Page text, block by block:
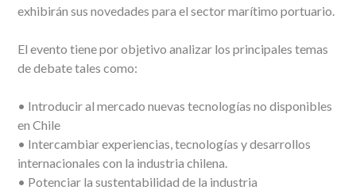
exhibirán sus novedades para el sector marítimo portuario.
El evento tiene por objetivo analizar los principales temas
de debate tales como:
• Introducir al mercado nuevas tecnologías no disponibles
en Chile
• Intercambiar experiencias, tecnologías y desarrollos
internacionales con la industria chilena.
• Potenciar la sustentabilidad de la industria